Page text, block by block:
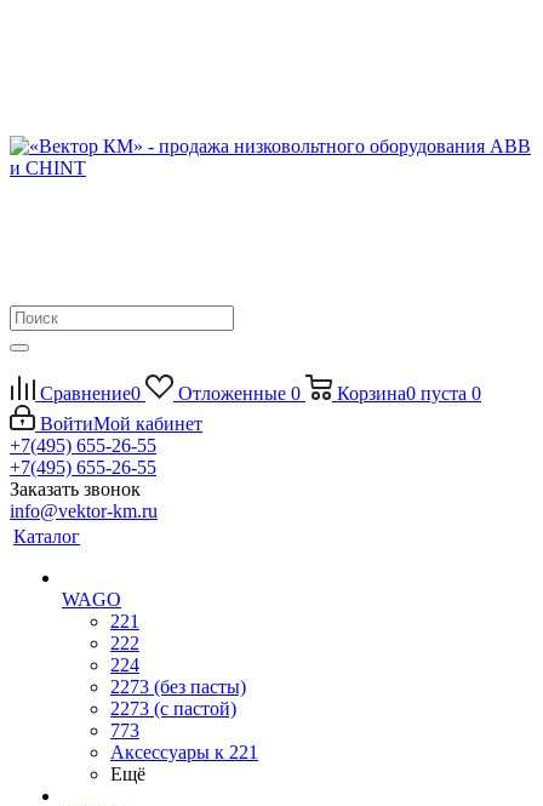
Сравнение0 Отложенные 0 Корзина0 пуста 0
ВойтиМой кабинет
+7(495) 655-26-55
+7(495) 655-26-55
Заказать звонок
info@vektor-km.ru
Каталог
WAGO
221
222
224
2273 (без пасты)
2273 (с пастой)
773
Аксессуары к 221
Ещё